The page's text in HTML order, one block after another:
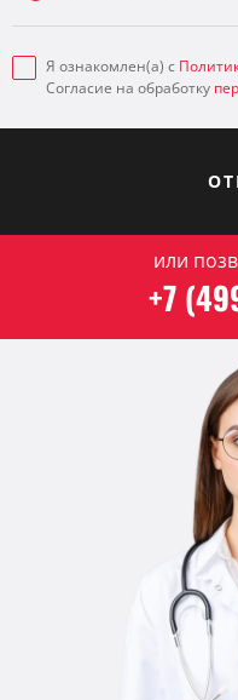
Я ознакомлен(а) с
Согласие на обработку
или
+7